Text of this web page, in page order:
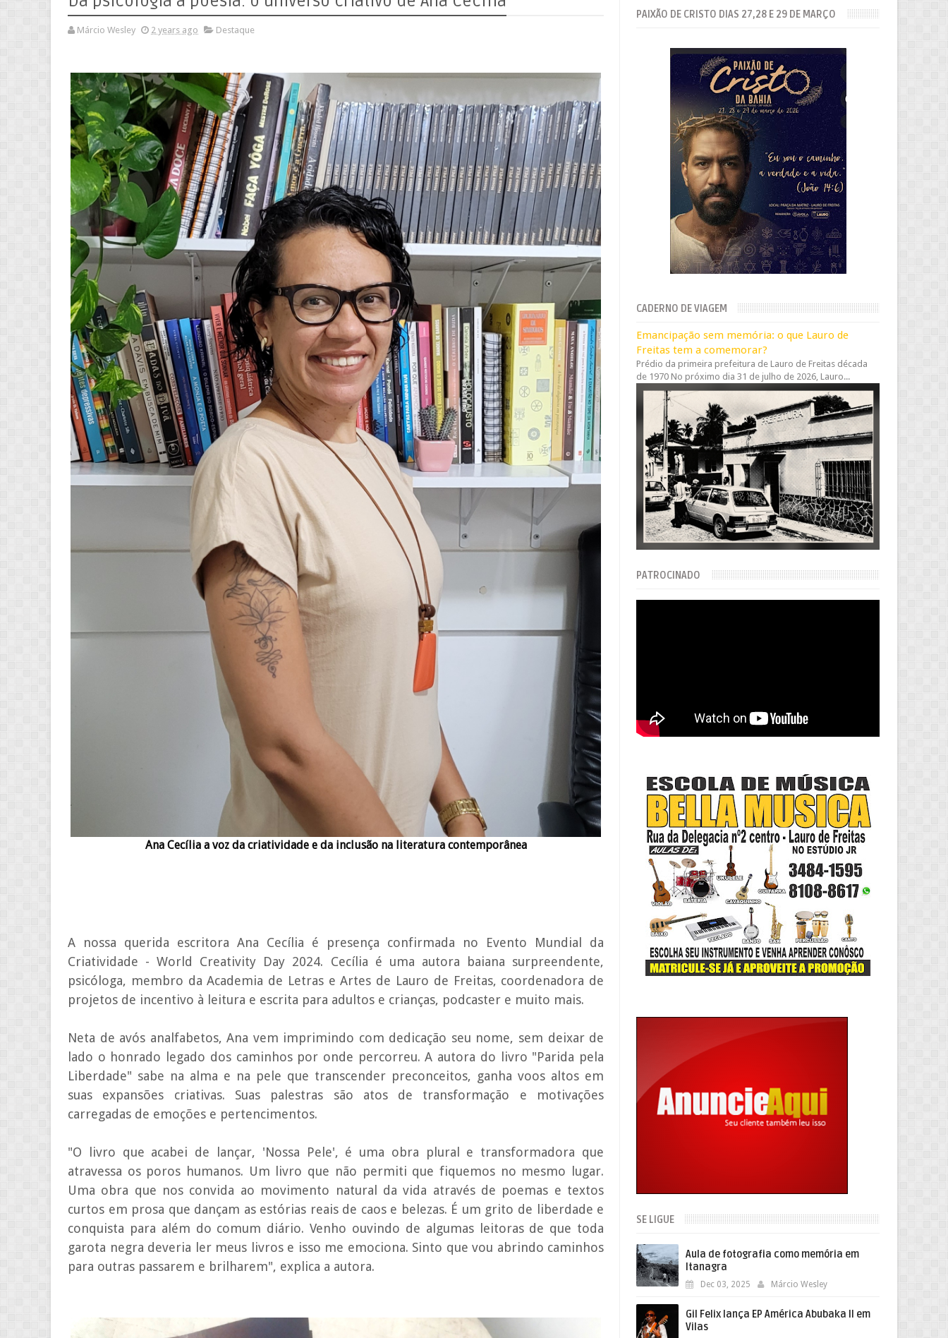
Márcio Wesley 2 years ago Destaque
Ana Cecília a voz da criatividade e da inclusão na literatura contemporânea
A nossa querida escritora Ana Cecília é presença confirmada no Evento Mundial da
Criatividade - World Creativity Day 2024. Cecília é uma autora baiana surpreendente,
psicóloga, membro da Academia de Letras e Artes de Lauro de Freitas, coordenadora de
projetos de incentivo à leitura e escrita para adultos e crianças, podcaster e muito mais.
Neta de avós analfabetos, Ana vem imprimindo com dedicação seu nome, sem deixar de
lado o honrado legado dos caminhos por onde percorreu. A autora do livro "Parida pela
Liberdade" sabe na alma e na pele que transcender preconceitos, ganha voos altos em
suas expansões criativas. Suas palestras são atos de transformação e motivações
carregadas de emoções e pertencimentos.
"O livro que acabei de lançar, 'Nossa Pele', é uma obra plural e transformadora que
atravessa os poros humanos. Um livro que não permiti que fiquemos no mesmo lugar.
Uma obra que nos convida ao movimento natural da vida através de poemas e textos
curtos em prosa que dançam as estórias reais de caos e belezas. É um grito de liberdade e
conquista para além do comum diário. Venho ouvindo de algumas leitoras de que toda
garota negra deveria ler meus livros e isso me emociona. Sinto que vou abrindo caminhos
para outras passarem e brilharem", explica a autora.
PAIXÃO DE CRISTO DIAS 27,28 E 29 DE MARÇO
CADERNO DE VIAGEM
Emancipação sem memória: o que Lauro de
Freitas tem a comemorar?
Prédio da primeira prefeitura de Lauro de Freitas década
de 1970 No próximo dia 31 de julho de 2026, Lauro...
PATROCINADO
SE LIGUE
Aula de fotografia como memória em
Itanagra
Dec 03, 2025 Márcio Wesley
Gil Felix lança EP América Abubaka II em
Vilas